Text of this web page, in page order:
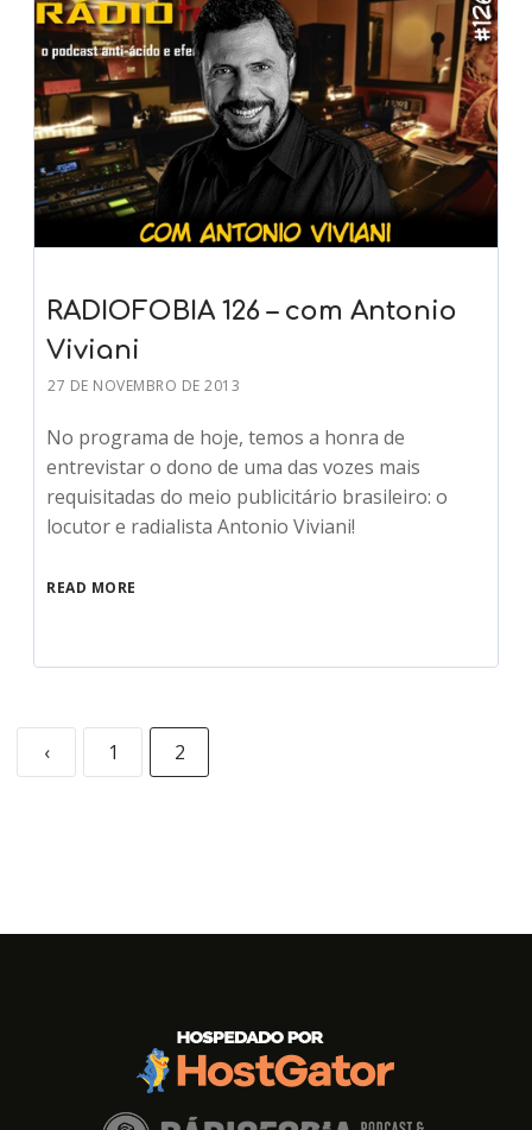
RADIOFOBIA 126 – com Antonio
Viviani
27 DE NOVEMBRO DE 2013
No programa de hoje, temos a honra de
entrevistar o dono de uma das vozes mais
requisitadas do meio publicitário brasileiro: o
locutor e radialista Antonio Viviani!
READ MORE
‹ 1 2